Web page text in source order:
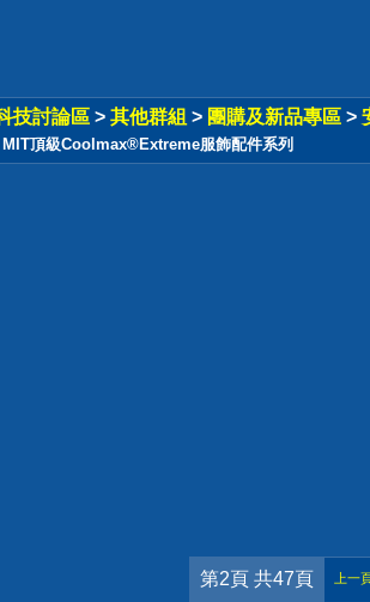
技討論區 > 其他群組 > 團購及新品專區 >
頂級Coolmax®Extreme服飾配件系列
第2頁 共47頁 上一